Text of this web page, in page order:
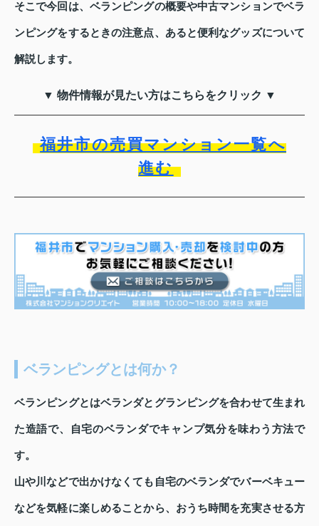
そこで今回は、ベランピングの概要や中古マンションでベラ
ンピングをするときの注意点、あると便利なグッズについて
解説します。
▼ 物件情報が見たい方はこちらをクリック ▼
福井市の売買マンション一覧へ
進む
ベランピングとは何か？
ベランピングとはベランダとグランピングを合わせて生まれ
た造語で、自宅のベランダでキャンプ気分を味わう方法で
す。
山や川などで出かけなくても自宅のベランダでバーベキュー
などを気軽に楽しめることから、おうち時間を充実させる方